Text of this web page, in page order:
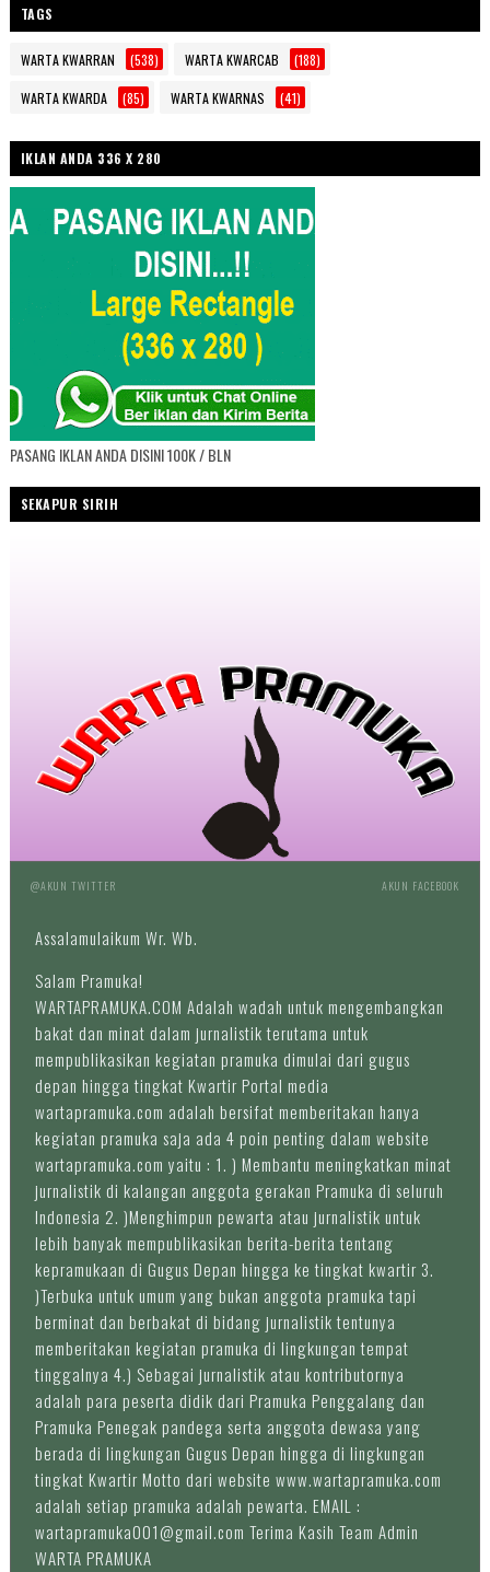
TAGS
WARTA KWARRAN (538) WARTA KWARCAB (188)
WARTA KWARDA (85) WARTA KWARNAS (41)
IKLAN ANDA 336 X 280
PASANG IKLAN ANDA DISINI 100K / BLN
SEKAPUR SIRIH
@AKUN TWITTER AKUN FACEBOOK
Assalamulaikum Wr. Wb.
Salam Pramuka!
WARTAPRAMUKA.COM Adalah wadah untuk mengembangkan
bakat dan minat dalam jurnalistik terutama untuk
mempublikasikan kegiatan pramuka dimulai dari gugus
depan hingga tingkat Kwartir Portal media
wartapramuka.com adalah bersifat memberitakan hanya
kegiatan pramuka saja ada 4 poin penting dalam website
wartapramuka.com yaitu : 1. ) Membantu meningkatkan minat
jurnalistik di kalangan anggota gerakan Pramuka di seluruh
Indonesia 2. )Menghimpun pewarta atau jurnalistik untuk
lebih banyak mempublikasikan berita-berita tentang
kepramukaan di Gugus Depan hingga ke tingkat kwartir 3.
)Terbuka untuk umum yang bukan anggota pramuka tapi
berminat dan berbakat di bidang jurnalistik tentunya
memberitakan kegiatan pramuka di lingkungan tempat
tinggalnya 4.) Sebagai jurnalistik atau kontributornya
adalah para peserta didik dari Pramuka Penggalang dan
Pramuka Penegak pandega serta anggota dewasa yang
berada di lingkungan Gugus Depan hingga di lingkungan
tingkat Kwartir Motto dari website www.wartapramuka.com
adalah setiap pramuka adalah pewarta. EMAIL :
wartapramuka001@gmail.com Terima Kasih Team Admin
WARTA PRAMUKA